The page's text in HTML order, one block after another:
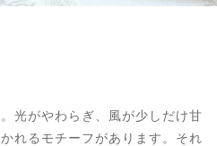
光がやわらぎ、風が少しだけ甘
れるモチーフがあります。それ